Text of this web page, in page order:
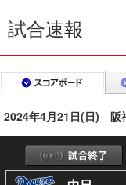
試合速報
2024年4月21日(日) 阪